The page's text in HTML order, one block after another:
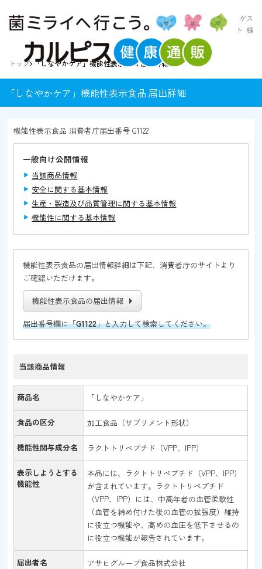
ゲス
ト 様
トップ 「しなやかケア」機能性表示食品 届出詳細
「しなやかケア」機能性表示食品 届出詳細
機能性表示食品 消費者庁届出番号 G1122
一般向け公開情報
当該商品情報
安全に関する基本情報
生産・製造及び品質管理に関する基本情報
機能性に関する基本情報
機能性表示食品の届出情報詳細は下記、消費者庁のサイトより
ご確認いただけます。
機能性表示食品の届出情報
届出番号欄に「G1122」と入力して検索してください。
当該商品情報
商品名 「しなやかケア」
食品の区分 加工食品（サプリメント形状）
機能性関与成分名 ラクトトリペプチド（VPP、IPP）
表示しようとする
機能性
本品には、ラクトトリペプチド（VPP、IPP）
が含まれています。ラクトトリペプチド
（VPP、IPP）には、中高年者の血管柔軟性
（血管を締め付けた後の血管の拡張度）維持
に役立つ機能や、高めの血圧を低下させるの
に役立つ機能が報告されています。
届出者名 アサヒグループ食品株式会社